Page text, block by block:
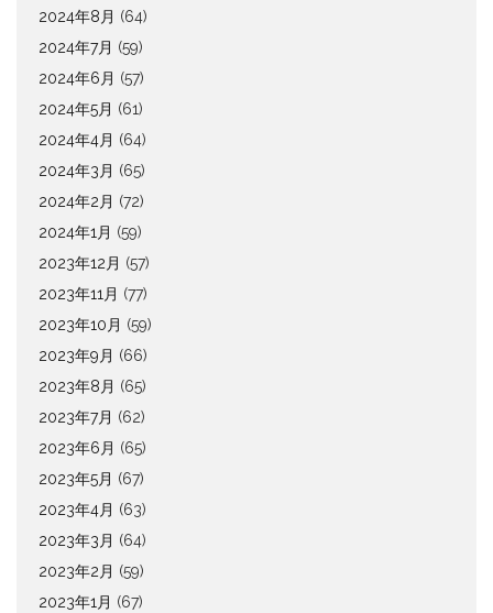
2024年8月 (64)
2024年7月 (59)
2024年6月 (57)
2024年5月 (61)
2024年4月 (64)
2024年3月 (65)
2024年2月 (72)
2024年1月 (59)
2023年12月 (57)
2023年11月 (77)
2023年10月 (59)
2023年9月 (66)
2023年8月 (65)
2023年7月 (62)
2023年6月 (65)
2023年5月 (67)
2023年4月 (63)
2023年3月 (64)
2023年2月 (59)
2023年1月 (67)